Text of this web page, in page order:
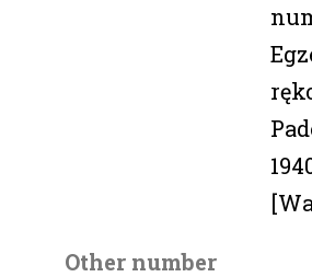
Other number